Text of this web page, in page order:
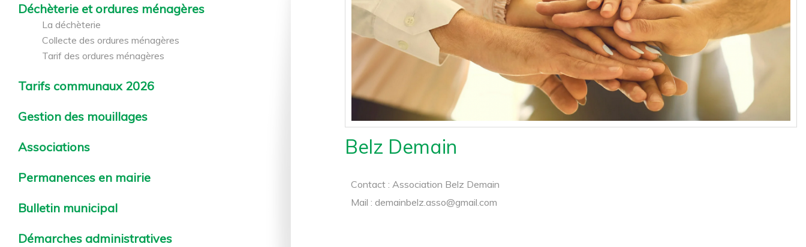
Déchèterie et ordures ménagères
La déchèterie
Collecte des ordures ménagères
Tarif des ordures ménagères
Tarifs communaux 2026
Gestion des mouillages
Associations
Permanences en mairie
Bulletin municipal
Démarches administratives
Belz Demain
Contact : Association Belz Demain
Mail : demainbelz.asso@gmail.com